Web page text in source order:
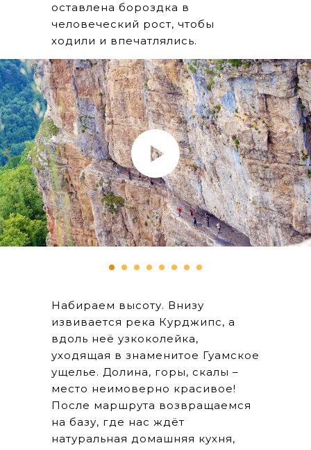
оставлена бороздка в
человеческий рост, чтобы
ходили и впечатлялись.
Набираем высоту. Внизу
извивается река Курджипс, а
вдоль неё узкоколейка,
уходящая в знаменитое Гуамское
ущелье. Долина, горы, скалы –
место неимоверно красивое!
После маршрута возвращаемся
на базу, где нас ждёт
натуральная домашняя кухня,